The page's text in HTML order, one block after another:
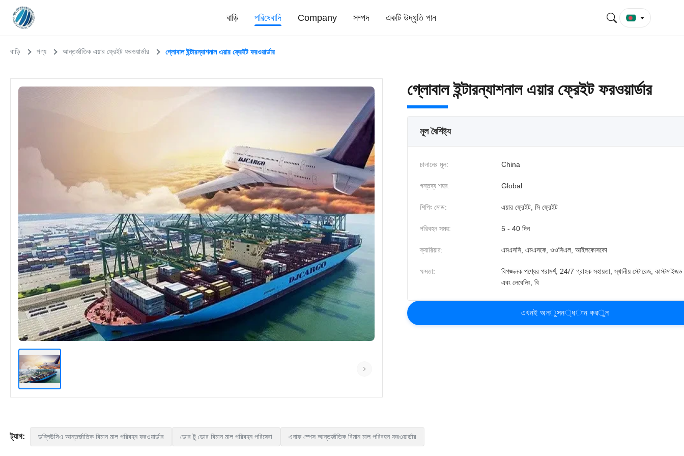
বাড়ি পরিষেবাদি Company সম্পদ একটি উদ্ধৃতি পান
বাড়ি পণ্য আন্তর্জাতিক এয়ার ফ্রেইট ফরওয়ার্ডার গ্লোবাল ইন্টারন্যাশনাল এয়ার ফ্রেইট ফরওয়ার্ডার
গ্লোবাল ইন্টারন্যাশনাল এয়ার ফ্রেইট ফরওয়ার্ডার
মূল বৈশিষ্ট্য
চালানের মূল: China
গন্তব্য শহর: Global
শিপিং মোড: এয়ার ফ্রেইট, সি ফ্রেইট
পরিবহন সময়: 5 - 40 দিন
ক্যারিয়ার: এমএসসি, এমএসকে, ওওসিএল, আইলকোসকো
ক্ষমতা:
বিপজ্জনক পণ্যের পরামর্শ, 24/7 গ্রাহক সহায়তা, স্থানীয় স্টোরেজ, কাস্টমাইজড
এবং লেবেলিং, বি
এখনই অনুসন্ধান করুন
ট্যাগ: ডব্লিউসিএ আন্তর্জাতিক বিমান মাল পরিবহন ফরওয়ার্ডার ডোর টু ডোর বিমান মাল পরিবহন পরিষেবা এনাফ স্পেস আন্তর্জাতিক বিমান মাল পরিবহন ফরওয়ার্ডার